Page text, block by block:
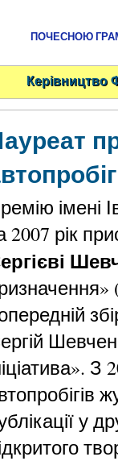
ПОЧЕСНОЮ
Керівництво
імені
2007 рік
у